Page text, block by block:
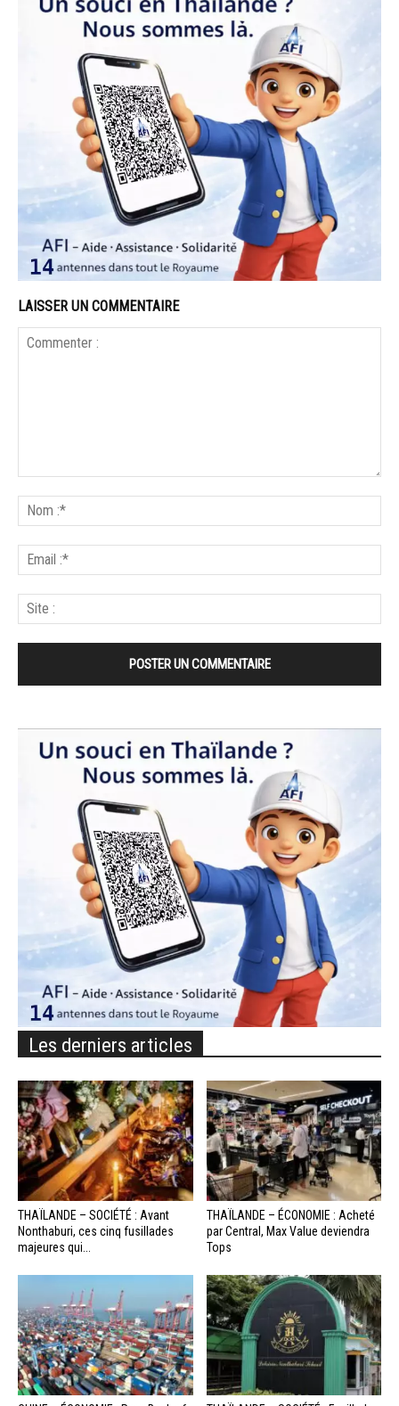
LAISSER UN COMMENTAIRE
Les derniers articles
THAÏLANDE – SOCIÉTÉ : Avant
Nonthaburi, ces cinq fusillades
majeures qui...
THAÏLANDE – ÉCONOMIE : Acheté
par Central, Max Value deviendra
Tops